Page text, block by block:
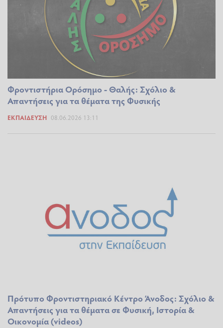
Φροντιστήρια Ορόσημο - Θαλής: Σχόλιο &
Απαντήσεις για τα θέματα της Φυσικής
ΕΚΠΑΊΔΕΥΣΗ 08.06.2026 13:11
Πρότυπο Φροντιστηριακό Κέντρο Άνοδος: Σχόλιο &
Απαντήσεις για τα θέματα σε Φυσική, Ιστορία &
Οικονομία (videos)